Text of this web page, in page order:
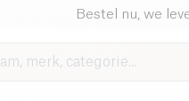
Bestel nu, we